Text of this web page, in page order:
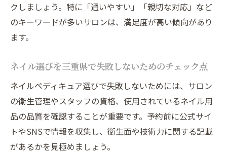
クしましょう。特に「通いやすい」「親切な対応」など
のキーワードが多いサロンは、満足度が高い傾向があり
ます。
ネイル選びを三重県で失敗しないためのチェック点
ネイルペディキュア選びで失敗しないためには、サロン
の衛生管理やスタッフの資格、使用されているネイル用
品の品質を確認することが重要です。予約前に公式サイ
トやSNSで情報を収集し、衛生面や技術力に関する記載
があるかを見極めましょう。